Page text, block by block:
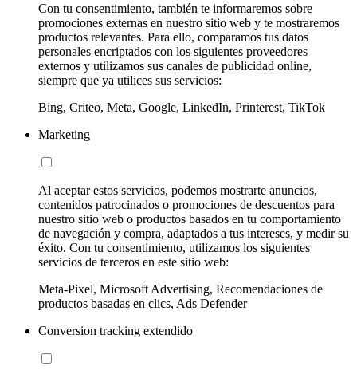
Con tu consentimiento, también te informaremos sobre
promociones externas en nuestro sitio web y te mostraremos
productos relevantes. Para ello, comparamos tus datos
personales encriptados con los siguientes proveedores
externos y utilizamos sus canales de publicidad online,
siempre que ya utilices sus servicios:
Bing, Criteo, Meta, Google, LinkedIn, Printerest, TikTok
Marketing
Al aceptar estos servicios, podemos mostrarte anuncios,
contenidos patrocinados o promociones de descuentos para
nuestro sitio web o productos basados en tu comportamiento
de navegación y compra, adaptados a tus intereses, y medir su
éxito. Con tu consentimiento, utilizamos los siguientes
servicios de terceros en este sitio web:
Meta-Pixel, Microsoft Advertising, Recomendaciones de
productos basadas en clics, Ads Defender
Conversion tracking extendido